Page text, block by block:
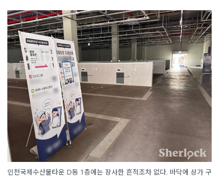
인천국제수산물타운 D동 1층에는 장사한 흔적조차 없다. 바닥에 상가 구